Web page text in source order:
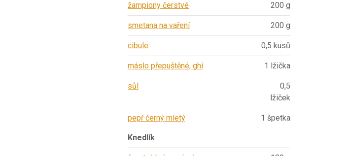
žampiony čerstvé 200 g
smetana na vaření 200 g
cibule 0,5 kusů
máslo přepuštěné, ghí 1 lžička
sůl
0,5
lžiček
pepř černý mletý 1 špetka
Knedlík